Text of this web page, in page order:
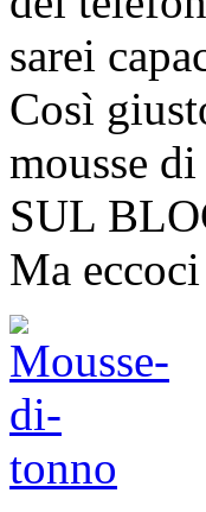
sarei
Così
mousse
SUL
Ma